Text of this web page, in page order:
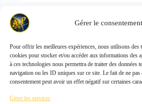
Gérer le consentement
Pour offrir les meilleures expériences, nous utilisons des
cookies pour stocker et/ou accéder aux informations des
à ces technologies nous permettra de traiter des données
navigation ou les ID uniques sur ce site. Le fait de ne
consentement peut avoir un effet négatif sur certaines
Gérer les services
Copyright © 2026 - ALL PARTS